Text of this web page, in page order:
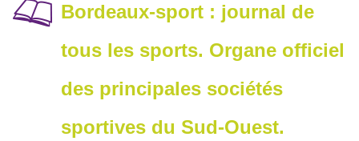
Bordeaux-sport : journal de
tous les sports. Organe officiel
des principales sociétés
sportives du Sud-Ouest.